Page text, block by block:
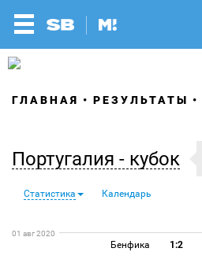
ГЛАВНАЯ РЕЗУЛЬТАТЫ
Португалия - кубок
Статистика Календарь
01 авг 2020
Бенфика 1:2